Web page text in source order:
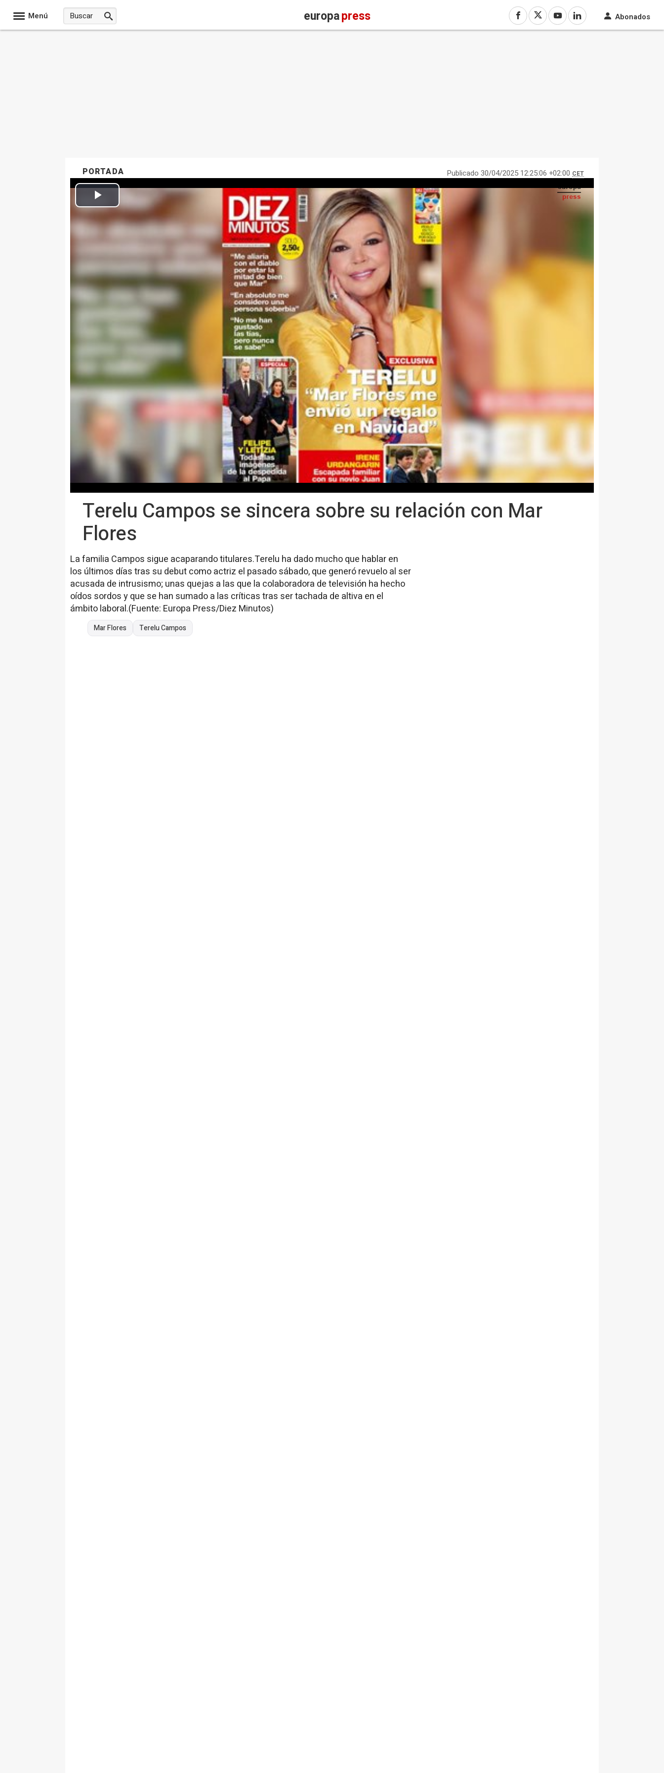
Menú europapress Abonados
PORTADA Publicado 30/04/2025 12:25:06 +02:00 CET
Terelu Campos se sincera sobre su relación con Mar
Flores
La familia Campos sigue acaparando titulares.Terelu ha dado mucho que hablar en
los últimos días tras su debut como actriz el pasado sábado, que generó revuelo al ser
acusada de intrusismo; unas quejas a las que la colaboradora de televisión ha hecho
oídos sordos y que se han sumado a las críticas tras ser tachada de altiva en el
ámbito laboral.(Fuente: Europa Press/Diez Minutos)
Mar Flores Terelu Campos